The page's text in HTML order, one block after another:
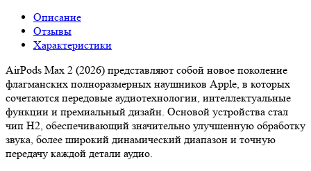
Описание
Отзывы
Характеристики
AirPods Max 2 (2026) представляют собой новое поколение
флагманских полноразмерных наушников Apple, в которых
сочетаются передовые аудиотехнологии, интеллектуальные
функции и премиальный дизайн. Основой устройства стал
чип H2, обеспечивающий значительно улучшенную обработку
звука, более широкий динамический диапазон и точную
передачу каждой детали аудио.